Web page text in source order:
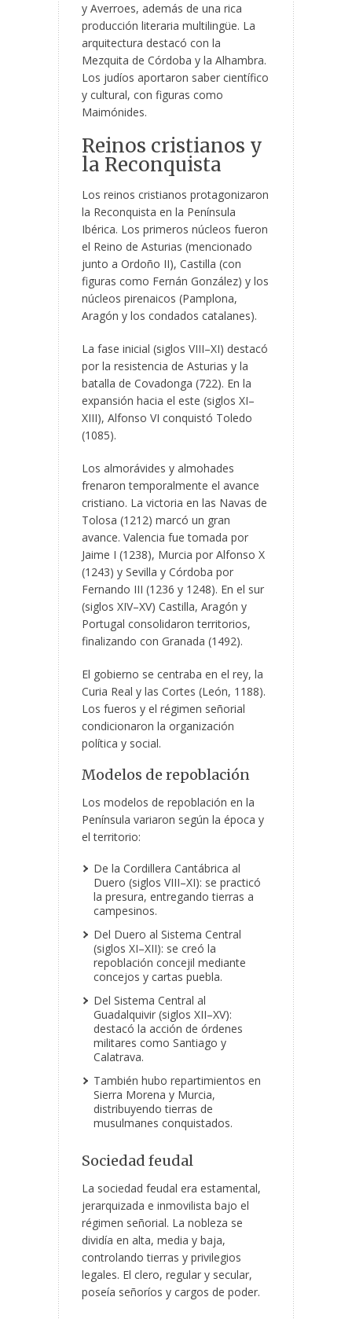
y Averroes, además de una rica
producción literaria multilingüe. La
arquitectura destacó con la
Mezquita de Córdoba y la Alhambra.
Los judíos aportaron saber científico
y cultural, con figuras como
Maimónides.
Reinos cristianos y
la Reconquista
Los reinos cristianos protagonizaron
la Reconquista en la Península
Ibérica. Los primeros núcleos fueron
el Reino de Asturias (mencionado
junto a Ordoño II), Castilla (con
figuras como Fernán González) y los
núcleos pirenaicos (Pamplona,
Aragón y los condados catalanes).
La fase inicial (siglos VIII–XI) destacó
por la resistencia de Asturias y la
batalla de Covadonga (722). En la
expansión hacia el este (siglos XI–
XIII), Alfonso VI conquistó Toledo
(1085).
Los almorávides y almohades
frenaron temporalmente el avance
cristiano. La victoria en las Navas de
Tolosa (1212) marcó un gran
avance. Valencia fue tomada por
Jaime I (1238), Murcia por Alfonso X
(1243) y Sevilla y Córdoba por
Fernando III (1236 y 1248). En el sur
(siglos XIV–XV) Castilla, Aragón y
Portugal consolidaron territorios,
finalizando con Granada (1492).
El gobierno se centraba en el rey, la
Curia Real y las Cortes (León, 1188).
Los fueros y el régimen señorial
condicionaron la organización
política y social.
Modelos de repoblación
Los modelos de repoblación en la
Península variaron según la época y
el territorio:
De la Cordillera Cantábrica al
Duero (siglos VIII–XI): se practicó
la presura, entregando tierras a
campesinos.
Del Duero al Sistema Central
(siglos XI–XII): se creó la
repoblación concejil mediante
concejos y cartas puebla.
Del Sistema Central al
Guadalquivir (siglos XII–XV):
destacó la acción de órdenes
militares como Santiago y
Calatrava.
También hubo repartimientos en
Sierra Morena y Murcia,
distribuyendo tierras de
musulmanes conquistados.
Sociedad feudal
La sociedad feudal era estamental,
jerarquizada e inmovilista bajo el
régimen señorial. La nobleza se
dividía en alta, media y baja,
controlando tierras y privilegios
legales. El clero, regular y secular,
poseía señoríos y cargos de poder.